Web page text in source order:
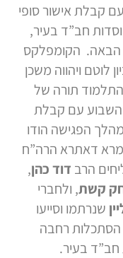
קבלת אישור סופי
חב”ד בעיר,
הבאה. הקומפלקס
לוטם ויהווה משכן
תורה של
השבוע עם קבלת
הפגישה הודו
דאתרא הרה”ח
הרב דוד כהן,
קשת, ולחברי
שנרתמו וסייעו
רחבה
חב”ד בעיר.